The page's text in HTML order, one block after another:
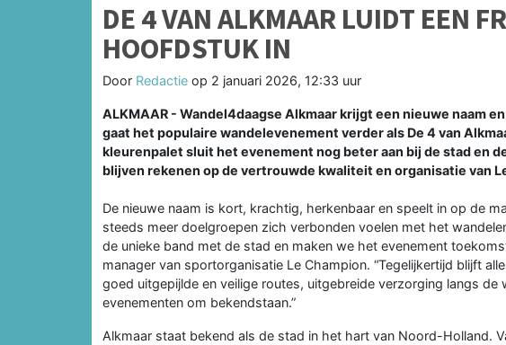
DE 4 VAN ALKMAAR LUIDT EEN
HOOFDSTUK IN
Door Redactie op 2 januari 2026, 12:33 uur
ALKMAAR - Wandel4daagse Alkmaar krijgt een nieuwe naam
gaat het populaire wandelevenement verder als De 4 van
kleurenpalet sluit het evenement nog beter aan bij de stad en
blijven rekenen op de vertrouwde kwaliteit en organisatie van
De nieuwe naam is kort, krachtig, herkenbaar en speelt in op de
steeds meer doelgroepen zich verbonden voelen met het
de unieke band met de stad en maken we het evenement
manager van sportorganisatie Le Champion. “Tegelijkertijd blijft
goed uitgepijlde en veilige routes, uitgebreide verzorging langs de
evenementen om bekendstaan.”
Alkmaar staat bekend als de stad in het hart van Noord-Holland.